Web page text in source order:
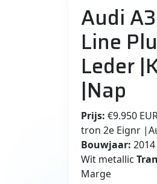
Audi
Line
Leder
|Nap
Prijs: €9.950
tron 2e Eignr
Bouwjaar: 2014
Wit metallic
Marge